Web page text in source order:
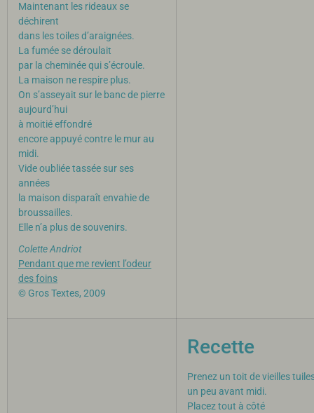
Maintenant les rideaux se
déchirent
dans les toiles d’araignées.
La fumée se déroulait
par la cheminée qui s’écroule.
La maison ne respire plus.
On s’asseyait sur le banc de pierre
aujourd’hui
à moitié effondré
encore appuyé contre le mur au
midi.
Vide oubliée tassée sur ses
années
la maison disparaît envahie de
broussailles.
Elle n’a plus de souvenirs.
Colette Andriot
Pendant que me revient l’odeur
des foins
© Gros Textes, 2009
Recette
Prenez un toit de vieilles
un peu avant midi.
Placez tout à côté